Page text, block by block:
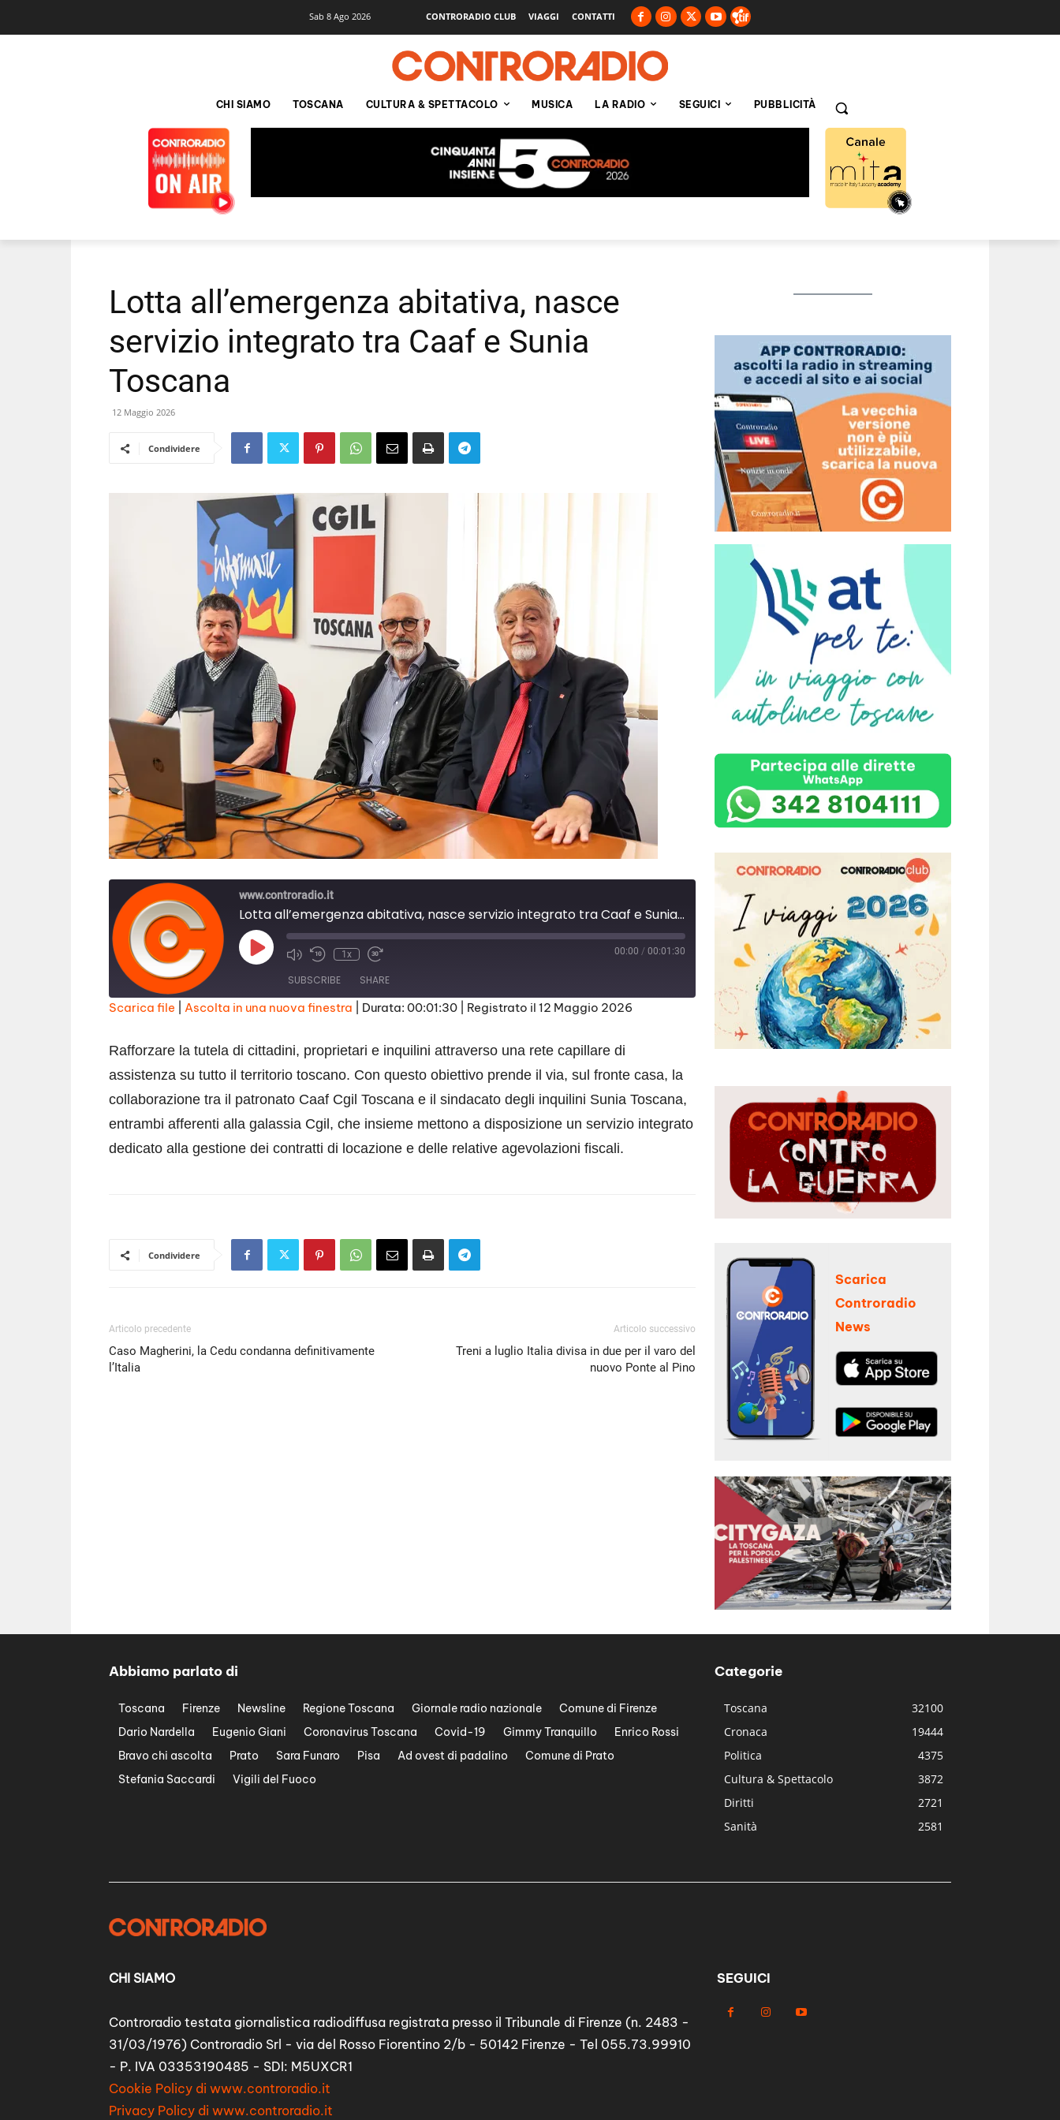
Sab 8 Ago 2026 CONTRORADIO CLUB VIAGGI CONTATTI
CHI SIAMO TOSCANA CULTURA & SPETTACOLO MUSICA LA RADIO SEGUICI PUBBLICITÀ
Lotta all’emergenza abitativa, nasce
servizio integrato tra Caaf e Sunia
Toscana
12 Maggio 2026
Condividere
www.controradio.it
Lotta all’emergenza abitativa, nasce servizio integrato tra Caaf e Sunia Toscana
Play
Episode
1x 00:00 / 00:01:30
SUBSCRIBE SHARE
RSS FEED
EMBED
Scarica file Ascolta in una nuova finestra Durata: 00:01:30 Registrato il 12 Maggio 2026
Rafforzare la tutela di cittadini, proprietari e inquilini attraverso una rete capillare di
assistenza su tutto il territorio toscano. Con questo obiettivo prende il via, sul fronte casa, la
collaborazione tra il patronato Caaf Cgil Toscana e il sindacato degli inquilini Sunia Toscana,
entrambi afferenti alla galassia Cgil, che insieme mettono a disposizione un servizio integrato
dedicato alla gestione dei contratti di locazione e delle relative agevolazioni fiscali.
Condividere
Articolo precedente
Caso Magherini, la Cedu condanna definitivamente
l’Italia
Articolo successivo
Treni a luglio Italia divisa in due per il varo del
nuovo Ponte al Pino
Scarica
Controradio
News
Abbiamo parlato di
Toscana Firenze Newsline Regione Toscana Giornale radio nazionale
Comune di Firenze
Dario Nardella
Eugenio Giani Coronavirus Toscana Covid-19 Gimmy Tranquillo
Enrico Rossi
Bravo chi ascolta
Prato Sara Funaro Pisa Ad ovest di padalino
Comune di Prato
Stefania Saccardi
Vigili del Fuoco
Categorie
Toscana
32100
Cronaca
19444
Politica
4375
Cultura & Spettacolo
3872
Diritti
2721
Sanità
2581
CHI SIAMO
Controradio testata giornalistica radiodiffusa registrata presso il Tribunale di Firenze (n. 2483 -
31/03/1976) Controradio Srl - via del Rosso Fiorentino 2/b - 50142 Firenze - Tel 055.73.99910
- P. IVA 03353190485 - SDI: M5UXCR1
Cookie Policy di www.controradio.it
Privacy Policy di www.controradio.it
SEGUICI